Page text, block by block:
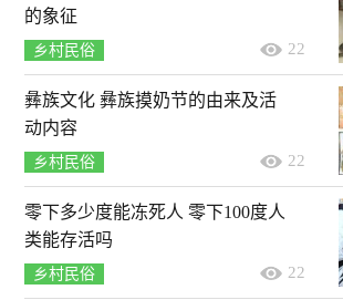
的象征
乡村民俗 22
彝族文化 彝族摸奶节的由来及活
动内容
乡村民俗 22
零下多少度能冻死人 零下100度人
类能存活吗
乡村民俗 22